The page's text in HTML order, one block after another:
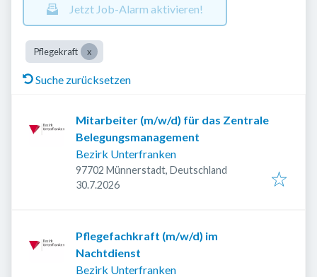
Jetzt Job-Alarm aktivieren!
Pflegekraft
Suche zurücksetzen
Mitarbeiter (m/w/d) für das Zentrale
Belegungsmanagement
Bezirk Unterfranken
97702 Münnerstadt, Deutschland
Veröffentlicht
30.7.2026
Pflegefachkraft (m/w/d) im
Nachtdienst
Bezirk Unterfranken